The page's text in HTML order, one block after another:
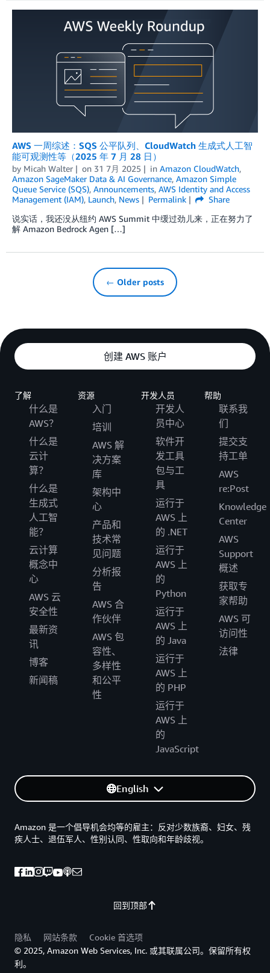
AWS 一周综述：SQS 公平队列、CloudWatch 生成式人工智
能可观测性等（2025 年 7 月 28 日）
by Micah Walter on 31 7月 2025 in Amazon CloudWatch,
Amazon SageMaker Data & AI Governance, Amazon Simple
Queue Service (SQS), Announcements, AWS Identity and Access
Management (IAM), Launch, News Permalink
Share
说实话，我还没从纽约 AWS Summit 中缓过劲儿来，正在努力了
解 Amazon Bedrock Agen […]
← Older posts
创建 AWS 账户
了解
什么是
AWS？
什么是
云计
算？
什么是
生成式
人工智
能？
云计算
概念中
心
AWS 云
安全性
最新资
讯
博客
新闻稿
资源
入门
培训
AWS 解
决方案
库
架构中
心
产品和
技术常
见问题
分析报
告
AWS 合
作伙伴
AWS 包
容性、
多样性
和公平
性
开发人员
开发人
员中心
软件开
发工具
包与工
具
运行于
AWS 上
的 .NET
运行于
AWS 上
的
Python
运行于
AWS 上
的 Java
运行于
AWS 上
的 PHP
运行于
AWS 上
的
JavaScript
帮助
联系我
们
提交支
持工单
AWS
re:Post
Knowledge
Center
AWS
Support
概述
获取专
家帮助
AWS 可
访问性
法律
English
回到顶部
Amazon 是一个倡导机会均等的雇主：反对少数族裔、妇女、残
疾人士、退伍军人、性别认同、性取向和年龄歧视。
隐私 网站条款
Cookie 首选项
© 2025, Amazon Web Services, Inc. 或其联属公司。保留所有权
利。